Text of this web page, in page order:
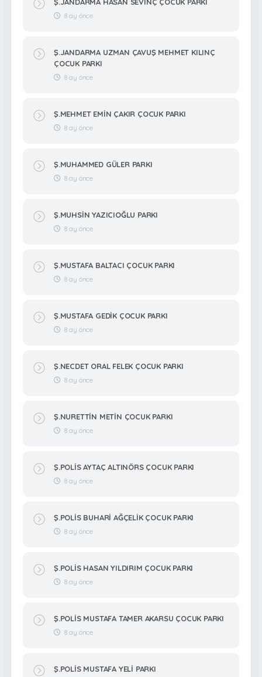
8 ay önce
Ş.JANDARMA UZMAN ÇAVUŞ MEHMET KILINÇ
ÇOCUK PARKI
8 ay önce
Ş.MEHMET EMİN ÇAKIR ÇOCUK PARKI
8 ay önce
Ş.MUHAMMED GÜLER PARKI
8 ay önce
Ş.MUHSİN YAZICIOĞLU PARKI
8 ay önce
Ş.MUSTAFA BALTACI ÇOCUK PARKI
8 ay önce
Ş.MUSTAFA GEDİK ÇOCUK PARKI
8 ay önce
Ş.NECDET ORAL FELEK ÇOCUK PARKI
8 ay önce
Ş.NURETTİN METİN ÇOCUK PARKI
8 ay önce
Ş.POLİS AYTAÇ ALTINÖRS ÇOCUK PARKI
8 ay önce
Ş.POLİS BUHARİ AĞÇELİK ÇOCUK PARKI
8 ay önce
Ş.POLİS HASAN YILDIRIM ÇOCUK PARKI
8 ay önce
Ş.POLİS MUSTAFA TAMER AKARSU ÇOCUK PARKI
8 ay önce
Ş.POLİS MUSTAFA YELİ PARKI